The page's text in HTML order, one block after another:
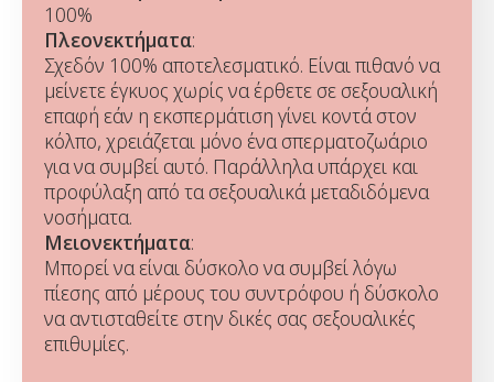
100%
Πλεονεκτήματα:
Σχεδόν 100% αποτελεσματικό. Είναι πιθανό να
μείνετε έγκυος χωρίς να έρθετε σε σεξουαλική
επαφή εάν η εκσπερμάτιση γίνει κοντά στον
κόλπο, χρειάζεται μόνο ένα σπερματοζωάριο
για να συμβεί αυτό. Παράλληλα υπάρχει και
προφύλαξη από τα σεξουαλικά μεταδιδόμενα
νοσήματα.
Μειονεκτήματα:
Μπορεί να είναι δύσκολο να συμβεί λόγω
πίεσης από μέρους του συντρόφου ή δύσκολο
να αντισταθείτε στην δικές σας σεξουαλικές
επιθυμίες.